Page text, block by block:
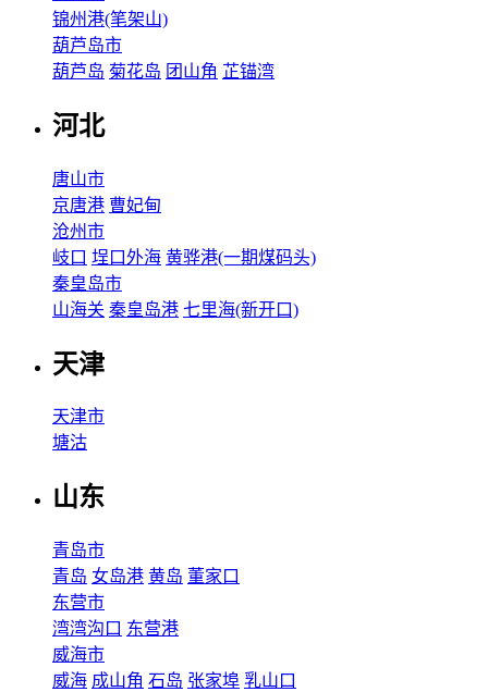
锦州港(笔架山)
葫芦岛市
葫芦岛 菊花岛 团山角 芷锚湾
河北
唐山市
京唐港 曹妃甸
沧州市
岐口 埕口外海 黄骅港(一期煤码头)
秦皇岛市
山海关 秦皇岛港 七里海(新开口)
天津
天津市
塘沽
山东
青岛市
青岛 女岛港 黄岛 董家口
东营市
湾湾沟口 东营港
威海市
威海 成山角 石岛 张家埠 乳山口